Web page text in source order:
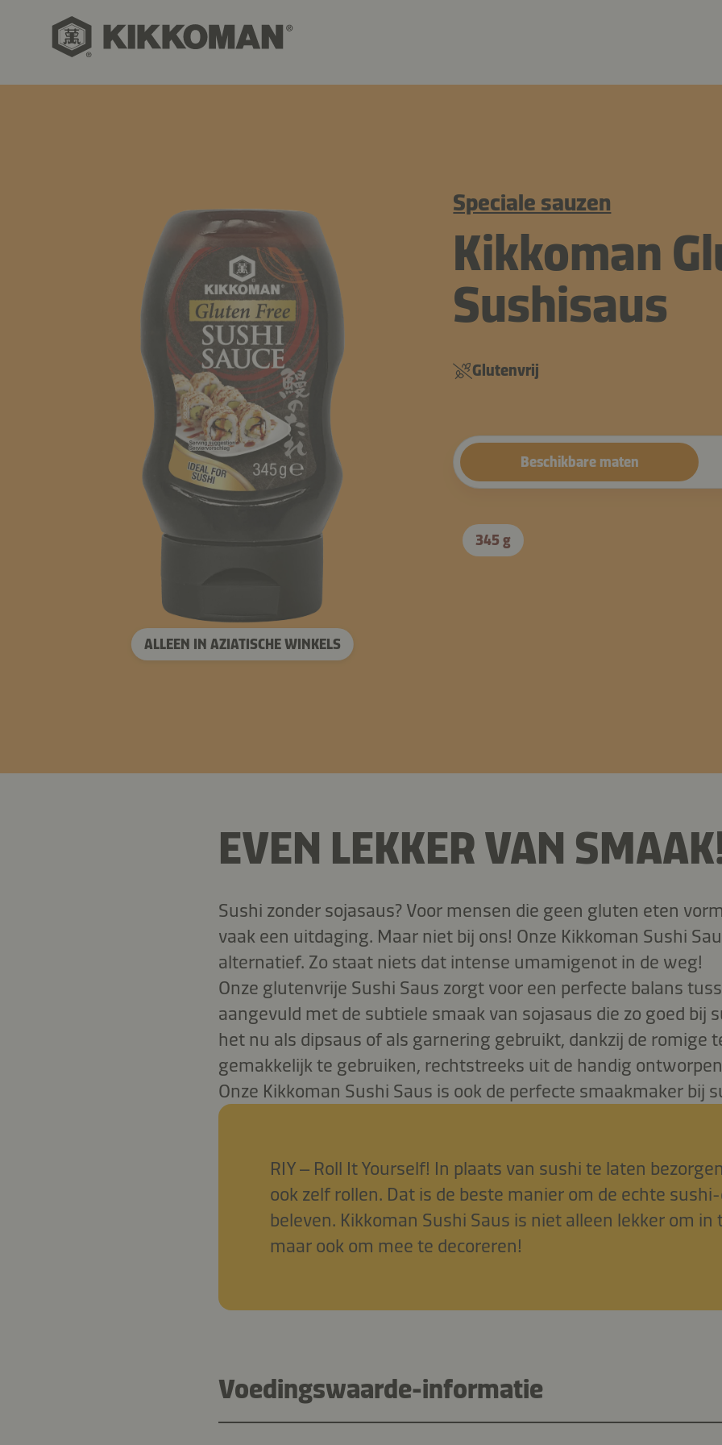
Speciale sauzen
Kikkoman
Sushisaus
Glutenvrij
ALLEEN IN AZIATISCHE WINKELS
Beschikbare maten
345 g
EVEN LEKKER VAN
Sushi zonder sojasaus? Voor mensen die geen gluten eten
vaak een uitdaging. Maar niet bij ons! Onze Kikkoman Sushi
alternatief. Zo staat niets dat intense umamigenot in de weg!
Onze glutenvrije Sushi Saus zorgt voor een perfecte balans
aangevuld met de subtiele smaak van sojasaus die zo goed bij
het nu als dipsaus of als garnering gebruikt, dankzij de romige
gemakkelijk te gebruiken, rechtstreeks uit de handig
Onze Kikkoman Sushi Saus is ook de perfecte smaakmaker bij
RIY – Roll It Yourself! In plaats van sushi te laten
ook zelf rollen. Dat is de beste manier om de echte
beleven. Kikkoman Sushi Saus is niet alleen lekker om in
maar ook om mee te decoreren!
Voedingswaarde-informatie